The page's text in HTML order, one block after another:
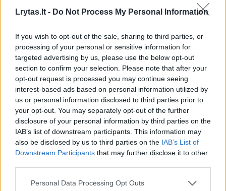
Lrytas.lt - Do Not Process My Personal Information
If you wish to opt-out of the sale, sharing to third parties, or
processing of your personal or sensitive information for
targeted advertising by us, please use the below opt-out
section to confirm your selection. Please note that after your
opt-out request is processed you may continue seeing
interest-based ads based on personal information utilized by
us or personal information disclosed to third parties prior to
your opt-out. You may separately opt-out of the further
disclosure of your personal information by third parties on the
IAB’s list of downstream participants. This information may
also be disclosed by us to third parties on the IAB’s List of
Downstream Participants that may further disclose it to other
Personal Data Processing Opt Outs
Jonas
„Susimovėm.
Susimovėm
ir tiek“
Susiję straipsniai